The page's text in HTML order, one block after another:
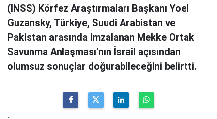
(INSS) Körfez Araştırmaları Başkanı Yoel
Guzansky, Türkiye, Suudi Arabistan ve
Pakistan arasında imzalanan Mekke Ortak
Savunma Anlaşması'nın İsrail açısından
olumsuz sonuçlar doğurabileceğini belirtti.